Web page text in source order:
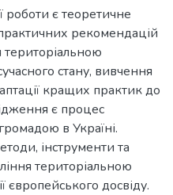
роботи є теоретичне
рекомендацій
територіальною
стану, вивчення
кращих практик до
є процес
в Україні.
інструменти та
територіальною
європейського досвіду.